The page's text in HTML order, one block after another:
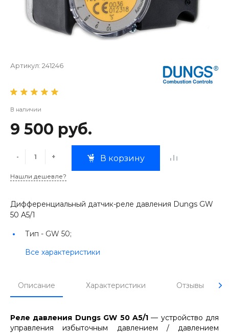
Артикул: 241246
В наличии
9 500 руб.
- + В корзину
Нашли дешевле?
Дифференциальный датчик-реле давления Dungs GW
50 A5/1
Тип - GW 50;
Все характеристики
Описание Характеристики Отзывы
Реле давления Dungs GW 50 A5/1— устройство для
управления избыточным давлением / давлением